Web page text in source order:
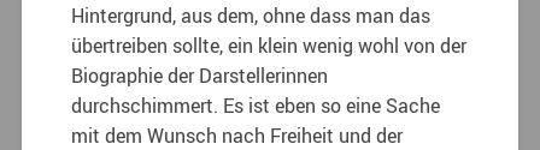
Hintergrund, aus dem, ohne dass man das
übertreiben sollte, ein klein wenig wohl von der
Biographie der Darstellerinnen
durchschimmert. Es ist eben so eine Sache
mit dem Wunsch nach Freiheit und der